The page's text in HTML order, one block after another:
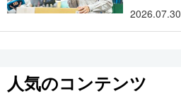
2026.07.30
人気のコンテンツ